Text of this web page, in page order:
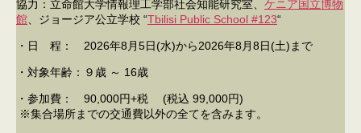
協力：立命館大学情報理工学部社会知能研究室、 ケニア国立博物
館 、ジョージア公立学校 “Tbilisi Public School #123“
・日 程： 2026年8月5日(水)から2026年8月8日(土)まで
・対象年齢：９歳 ～ 16歳
・参加費： 90,000円+税 (税込 99,000円)
※集合場所までの交通費以外の全てを含みます。